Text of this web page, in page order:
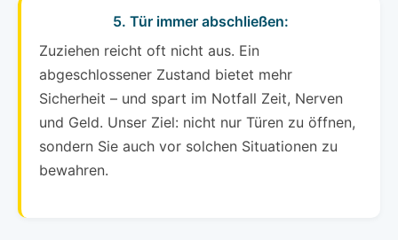
5. Tür immer abschließen:
Zuziehen reicht oft nicht aus. Ein
abgeschlossener Zustand bietet mehr
Sicherheit – und spart im Notfall Zeit, Nerven
und Geld. Unser Ziel: nicht nur Türen zu öffnen,
sondern Sie auch vor solchen Situationen zu
bewahren.